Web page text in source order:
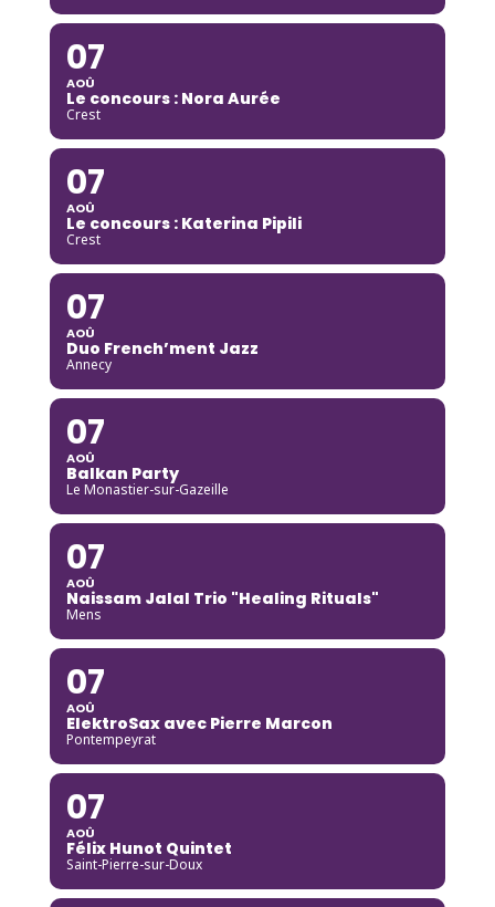
07
AOÛ
Le concours : Nora Aurée
Crest
07
AOÛ
Le concours : Katerina Pipili
Crest
07
AOÛ
Duo French’ment Jazz
Annecy
07
AOÛ
Balkan Party
Le Monastier-sur-Gazeille
07
AOÛ
Naissam Jalal Trio "Healing Rituals"
Mens
07
AOÛ
ElektroSax avec Pierre Marcon
Pontempeyrat
07
AOÛ
Félix Hunot Quintet
Saint-Pierre-sur-Doux